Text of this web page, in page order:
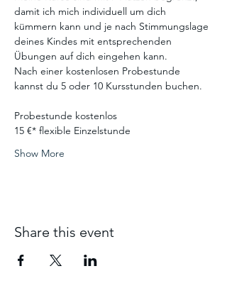
damit ich mich individuell um dich
kümmern kann und je nach Stimmungslage
deines Kindes mit entsprechenden
Übungen auf dich eingehen kann.
​​Nach einer kostenlosen Probestunde
kannst du 5 oder 10 Kursstunden buchen.
Probestunde kostenlos
15 €* flexible Einzelstunde
Show More
Share this event